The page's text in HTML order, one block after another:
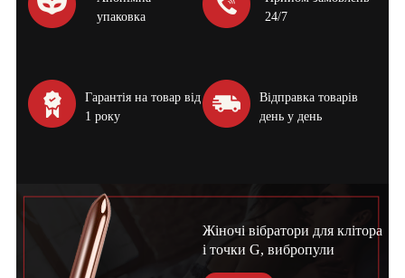
упаковка
24/7
Гарантія на товар від
1 року
Відправка товарів
день у день
Жіночі вібратори для клітора
і точки G, вибропули